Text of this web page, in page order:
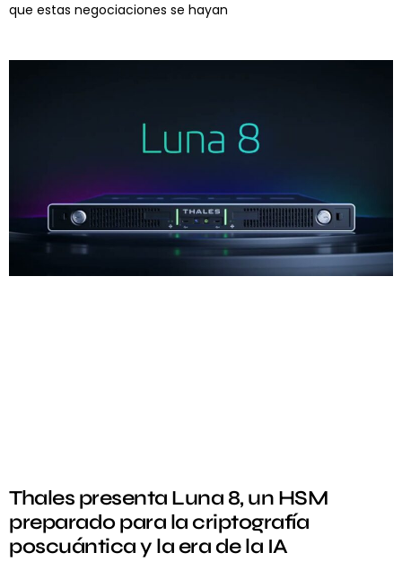
que estas negociaciones se hayan
Thales presenta Luna 8, un HSM
preparado para la criptografía
poscuántica y la era de la IA